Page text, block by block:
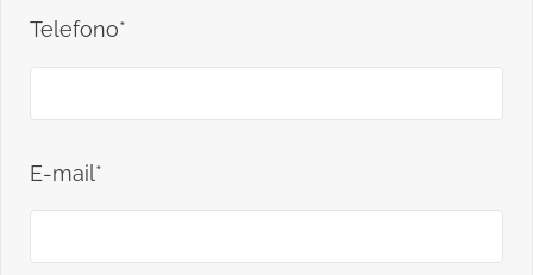
Telefono*
E-mail*